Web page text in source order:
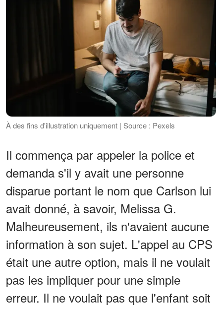
À des fins d'illustration uniquement | Source : Pexels
Il commença par appeler la police et
demanda s'il y avait une personne
disparue portant le nom que Carlson lui
avait donné, à savoir, Melissa G.
Malheureusement, ils n'avaient aucune
information à son sujet. L'appel au CPS
était une autre option, mais il ne voulait
pas les impliquer pour une simple
erreur. Il ne voulait pas que l'enfant soit